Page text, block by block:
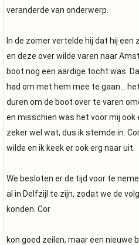
veranderde van onderwerp.
In de zomer vertelde hij dat hij een
en deze over wilde varen naar
boot nog een aardige tocht was.
had om met hem mee te gaan...
duren om de boot over te varen
en misschien was het voor mij ook
zeker wel wat, dus ik stemde in.
wilde en ik keek er ook erg naar uit.
We besloten er de tijd voor te
al in Delfzijl te zijn, zodat we de
konden. Cor
kon goed zeilen, maar een nieuwe